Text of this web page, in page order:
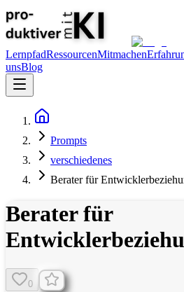
LernpfadRessourcenMitmachen
unsBlog
Prompts
verschiedenes
Berater für
Berater für
0